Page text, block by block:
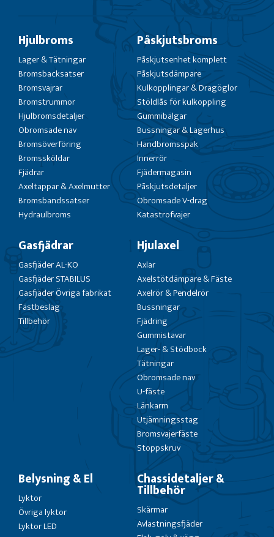
Hjulbroms
Lager & Tätningar
Bromsbacksatser
Bromsvajrar
Bromstrummor
Hjulbromsdetaljer
Obromsade nav
Bromsöverföring
Bromssköldar
Fjädrar
Axeltappar & Axelmutter
Bromsbandssatser
Hydraulbroms
Påskjutsbroms
Påskjutsenhet komplett
Påskjutsdämpare
Kulkopplingar & Dragöglor
Stöldlås för kulkoppling
Gummibälgar
Bussningar & Lagerhus
Handbromsspak
Innerrör
Fjädermagasin
Påskjutsdetaljer
Obromsade V-drag
Katastrofvajer
Gasfjädrar
Gasfjäder AL-KO
Gasfjäder STABILUS
Gasfjäder Övriga fabrikat
Fästbeslag
Tillbehör
Hjulaxel
Axlar
Axelstötdämpare & Fäste
Axelrör & Pendelrör
Bussningar
Fjädring
Gummistavar
Lager- & Stödbock
Tätningar
Obromsade nav
U-fäste
Länkarm
Utjämningsstag
Bromsvajerfäste
Stoppskruv
Belysning & El
Lyktor
Övriga lyktor
Lyktor LED
Chassidetaljer &
Tillbehör
Skärmar
Avlastningsfjäder